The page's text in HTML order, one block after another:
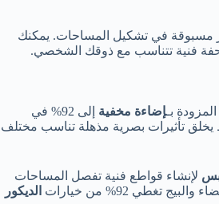
مسبوقة في تشكيل المساحات. يمكنك
فنية تتناسب مع ذوقك الشخصي.
بـإضاءة مخفية
إلى 92% في
يخلق تأثيرات بصرية مذهلة تناسب مختلف
لإنشاء قواطع فنية تفصل المساحات
تغطي 92% من خيارات
الديكور